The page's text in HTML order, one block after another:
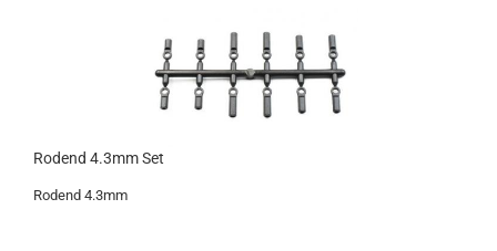
Rodend 4.3mm Set
Rodend 4.3mm